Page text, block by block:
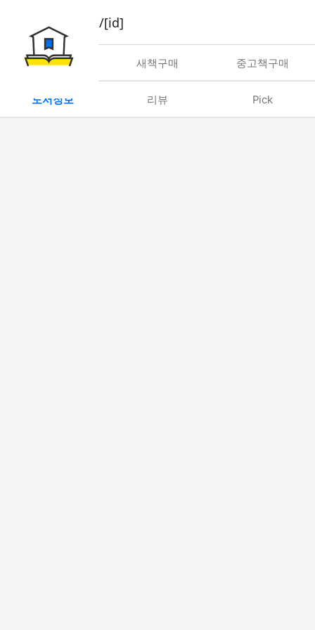
book/rent/[id]
대여 새책구매 중고책구매
도서정보 리뷰 Pick